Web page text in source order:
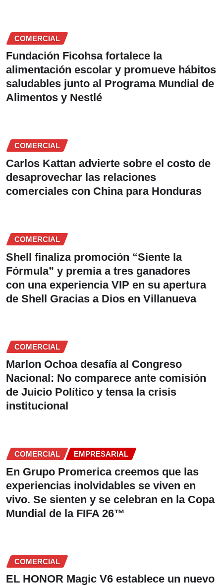
COMERCIAL
Fundación Ficohsa fortalece la
alimentación escolar y promueve hábitos
saludables junto al Programa Mundial de
Alimentos y Nestlé
COMERCIAL
Carlos Kattan advierte sobre el costo de
desaprovechar las relaciones
comerciales con China para Honduras
COMERCIAL
Shell finaliza promoción “Siente la
Fórmula” y premia a tres ganadores
con una experiencia VIP en su apertura
de Shell Gracias a Dios en Villanueva
COMERCIAL
Marlon Ochoa desafía al Congreso
Nacional: No comparece ante comisión
de Juicio Político y tensa la crisis
institucional
COMERCIAL EMPRESARIAL
En Grupo Promerica creemos que las
experiencias inolvidables se viven en
vivo. Se sienten y se celebran en la Copa
Mundial de la FIFA 26™
COMERCIAL
EL HONOR Magic V6 establece un nuevo